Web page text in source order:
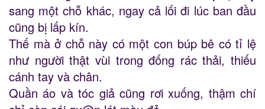
sang một chỗ khác, ngay cả lối đi lúc ban đầu
cũng bị lấp kín.
Thế mà ở chỗ này có một con búp bê có tỉ lệ
như người thật vùi trong đống rác thải, thiếu
cánh tay và chân.
Quần áo và tóc giả cũng rơi xuống, thậm chí